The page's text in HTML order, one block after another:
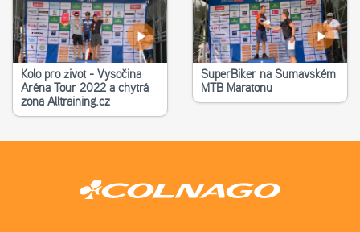
Kolo pro život - Vysočina
Aréna Tour 2022 a chytrá
zona Alltraining.cz
SuperBiker na Šumavském
MTB Maratonu